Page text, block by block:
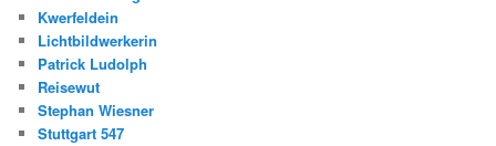
Kwerfeldein
Lichtbildwerkerin
Patrick Ludolph
Reisewut
Stephan Wiesner
Stuttgart 547